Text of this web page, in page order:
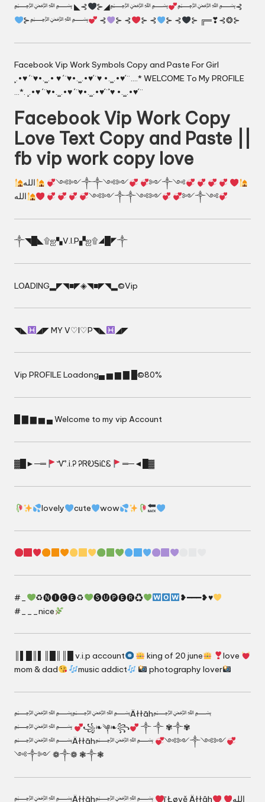
﷽ ◣⊰ ⊱◢﷽
﷽⊰
⊱﷽
⊰ ⊱ ⊰ ⊱ ⊰ ⊱ ⊰ ⊱ ╔═❣⊰❂⊱
Facebook Vip Work Symbols Copy and Paste For Girl
¸.•♥ ´¨♥•.¸¸.• ♥ ´¨♥•.¸¸.•♥´¨♥ •.¸¸.•♥´¨ ….* WELCOME To My PROFILE
…*. ¸.•♥ ´¨♥•.¸¸.•♥ ´¨♥•.¸¸.•♥´¨`♥ •.¸¸.•♥´¨
Facebook Vip Work Copy
Love Text Copy and Paste ||
fb vip work copy love
الله ༺༻༒༒༺༻
༻༒༺
الله
༺༻༒༒༺༻ ༻༒༺
༒◥█◣۩ஐ▚V.I.P▞ஐ۩◢█◤༒
LOADING▂◤◥■◤◈◥■◤◥▂©Vip
◥◣ ◢◤ MY V♡I♡P◥◣ ◢◤
Vip PROFILE Loadong▄ ▅ ▆ ▇ █©80%
█ ▇ ▆ ▅ ▄ Welcome to my vip Account
▓█►─═ Ꮙ.Ꭵ.Ꭾ ᎮᏒᎧᎦᎥᏝᏋ ═─◄█▓
lovely cute wow
#_ ♻🅝🅘🅒🅔♻ 🅢🅤🅟🅔🅡♻
❥━━━❥♥
#___nice
║▌█║▌║█║║█ v.i.p account king of 20 june
love
mom & dad
music addict photography lover
﷽﷽Äłłāh﷽
﷽
꧁❧༆❧꧂
༒ ༒ ✾༒✾
﷽Äłłāh﷽
༺༻༒༺༻
༺༒༻ ❁༒❁ ❃༒❃
﷽Äłłāh﷽ ī Łøvě Äłłâh الله